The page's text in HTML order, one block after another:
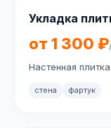
Укладка
от 1 300 ₽
Настенная
стена фартук